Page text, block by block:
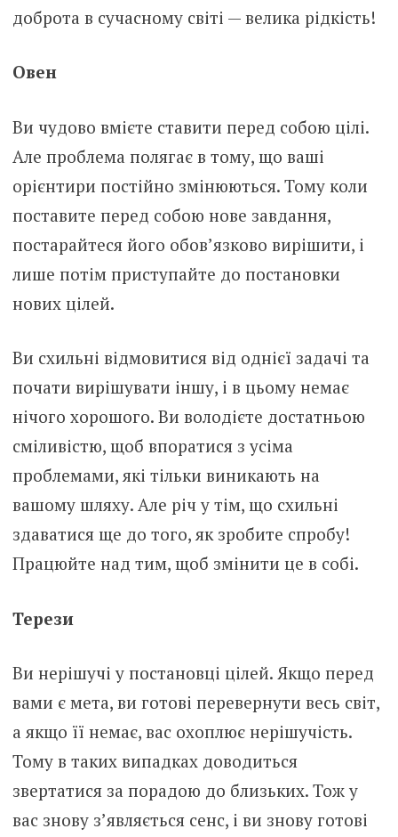
доброта в сучасному світі — велика рідкість!
Овен
Ви чудово вмієте ставити перед собою цілі.
Але проблема полягає в тому, що ваші
орієнтири постійно змінюються. Тому коли
поставите перед собою нове завдання,
постарайтеся його обов’язково вирішити, і
лише потім приступайте до постановки
нових цілей.
Ви схильні відмовитися від однієї задачі та
почати вирішувати іншу, і в цьому немає
нічого хорошого. Ви володієте достатньою
сміливістю, щоб впоратися з усіма
проблемами, які тільки виникають на
вашому шляху. Але річ у тім, що схильні
здаватися ще до того, як зробите спробу!
Працюйте над тим, щоб змінити це в собі.
Терези
Ви нерішучі у постановці цілей. Якщо перед
вами є мета, ви готові перевернути весь світ,
а якщо її немає, вас охоплює нерішучість.
Тому в таких випадках доводиться
звертатися за порадою до близьких. Тож у
вас знову з’являється сенс, і ви знову готові